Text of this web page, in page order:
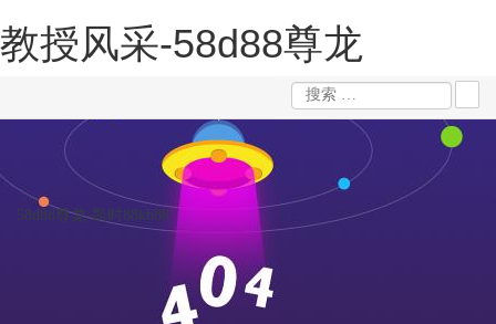
教授风采-58d88尊龙
58d88尊龙-凯时88kb88